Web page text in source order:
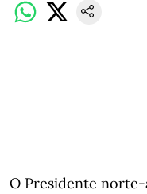
O Presidente